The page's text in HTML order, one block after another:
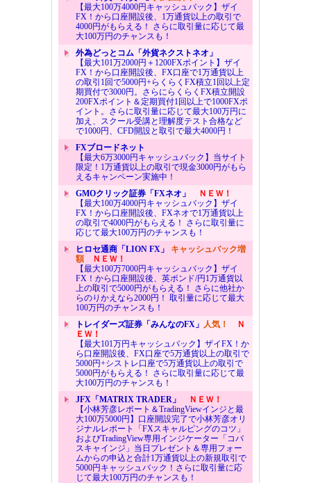
【最大100万4000円キャッシュバック】ザイ
FX！から口座開設後、1万通貨以上の取引で
4000円がもらえる！ さらに取引量に応じて最
大100万円のチャンスも！
外為どっとコム「外貨ネクストネオ」
【最大101万2000円＋1200FXポイント】ザイ
FX！から口座開設後、FX口座で1万通貨以上
の取引1回で5000円+らくらくFX積立1回以上定
期買付で3000円。さらにらくらくFX積立開設
200FXポイント＆定期買付1回以上で1000FXポ
イント。さらに取引量に応じて最大100万円に
加え、スクール受講と理解度テスト合格など
で1000円、CFD開設と取引で最大4000円！
FXブロードネット
【最大6万3000円キャッシュバック】当サイト
限定！1万通貨以上の取引で現金3000円がもら
えるキャンペーン実施中！
GMOクリック証券「FXネオ」
ＮＥＷ！
【最大100万4000円キャッシュバック】ザイ
FX！から口座開設後、FXネオで1万通貨以上
の取引で4000円がもらえる！ さらに取引量に
応じて最大100万円のチャンスも！
ヒロセ通商「LION FX」 キャッシュバック増
額ＮＥＷ！
【最大100万7000円キャッシュバック】ザイ
FX！から口座開設後、英ポンド/円1万通貨以
上の取引で5000円がもらえる！ さらに他社か
らのりかえなら2000円！ 取引量に応じて最大
100万円のチャンスも！
トレイダーズ証券「みんなのFX」 人気！
Ｎ
ＥＷ！
【最大101万円キャッシュバック】ザイFX！か
ら口座開設後、FX口座で5万通貨以上の取引で
5000円+シストレ口座で5万通貨以上の取引で
5000円がもらえる！ さらに取引量に応じて最
大100万円のチャンスも！
JFX「MATRIX TRADER」
ＮＥＷ！
【小林芳彦レポート＆TradingViewインジと最
大100万5000円】口座開設完了で小林芳彦オリ
ジナルレポート「FXスキャルピングのコツ」
およびTradingView専用インジケーター「コバ
スキャインジ」当日プレゼント＆専用フォー
ムからの申込と合計1万通貨以上の新規取引で
5000円キャッシュバック！さらに取引量に応
じて最大100万円のチャンスも！